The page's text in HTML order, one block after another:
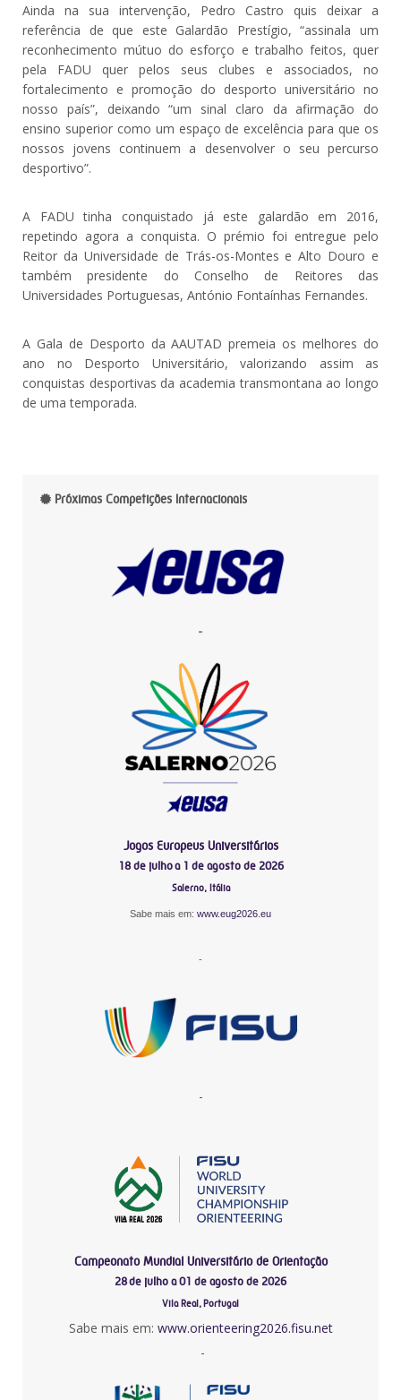
Ainda na sua intervenção, Pedro Castro quis deixar a
referência de que este Galardão Prestígio, “assinala um
reconhecimento mútuo do esforço e trabalho feitos, quer
pela FADU quer pelos seus clubes e associados, no
fortalecimento e promoção do desporto universitário no
nosso país”, deixando “um sinal claro da afirmação do
ensino superior como um espaço de excelência para que os
nossos jovens continuem a desenvolver o seu percurso
desportivo”.
A FADU tinha conquistado já este galardão em 2016,
repetindo agora a conquista. O prémio foi entregue pelo
Reitor da Universidade de Trás-os-Montes e Alto Douro e
também presidente do Conselho de Reitores das
Universidades Portuguesas, António Fontaínhas Fernandes.
A Gala de Desporto da AAUTAD premeia os melhores do
ano no Desporto Universitário, valorizando assim as
conquistas desportivas da academia transmontana ao longo
de uma temporada.
Próximas Competições Internacionais
-
Jogos Europeus Universitários
18 de julho a 1 de agosto de 2026
Salerno, Itália
Sabe mais em: www.eug2026.eu
-
-
Campeonato Mundial Universitário de Orientação
28 de julho a 01 de agosto de 2026
Vila Real, Portugal
Sabe mais em: www.orienteering2026.fisu.net
-